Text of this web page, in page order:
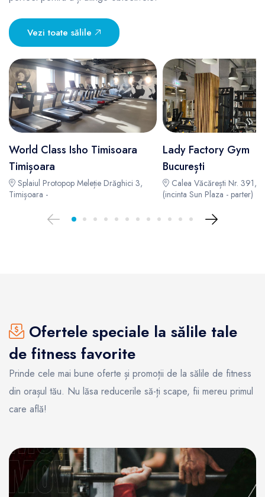
Vezi toate sălile
World Class Isho Timisoara
Timișoara
Splaiul Protopop Meleție Drăghici 3,
Timișoara -
Lady Factory Gym
București
Calea Văcărești Nr. 391,
(incinta Sun Plaza - parter) -
Ofertele speciale la sălile tale
de fitness favorite
Prinde cele mai bune oferte și promoții de la sălile de fitness
din orașul tău. Nu lăsa reducerile să-ți scape, fii mereu primul
care află!